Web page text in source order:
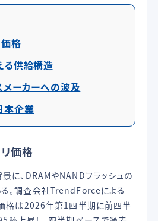
格
る供給構造
ーカーへの波及
本企業
価格
に、DRAMやNANDフラッシュの
。調査会社TrendForceによる
格は2026年第1四半期に前四半